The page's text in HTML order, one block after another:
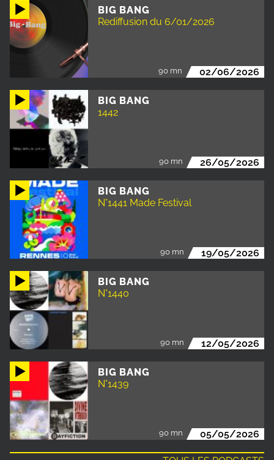
BIG BANG
Rediffusion du 6/01/2026
90 mn 02/06/2026
BIG BANG
1442
90 mn 26/05/2026
BIG BANG
N°1441 Made Festival
90 mn 19/05/2026
BIG BANG
N°1440
90 mn 12/05/2026
BIG BANG
N°1439
90 mn 05/05/2026